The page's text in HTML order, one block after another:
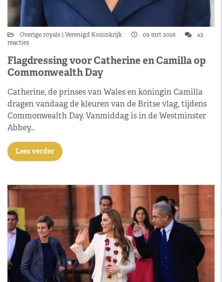
Overige royals Verenigd Koninkrijk 09 mrt 2026
43
reacties
Flagdressing voor Catherine en Camilla op
Commonwealth Day
Catherine, de prinses van Wales en koningin Camilla
dragen vandaag de kleuren van de Britse vlag, tijdens
Commonwealth Day. Vanmiddag is in de Westminster
Abbey…
Lees verder